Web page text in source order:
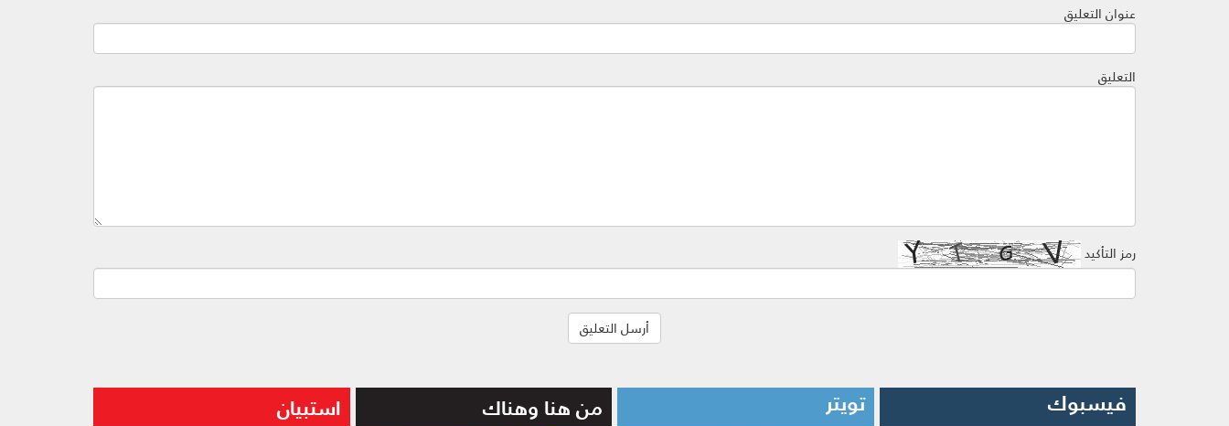
عنوان التعليق
التعليق
رمز التأكيد
فيسبوك تويتر من هنا وهناك استبيان